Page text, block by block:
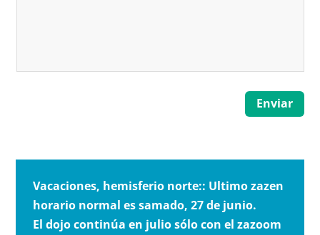
Enviar
Vacaciones, hemisferio norte:: Ultimo zazen
horario normal es samado, 27 de junio.
El dojo continúa en julio sólo con el zazoom